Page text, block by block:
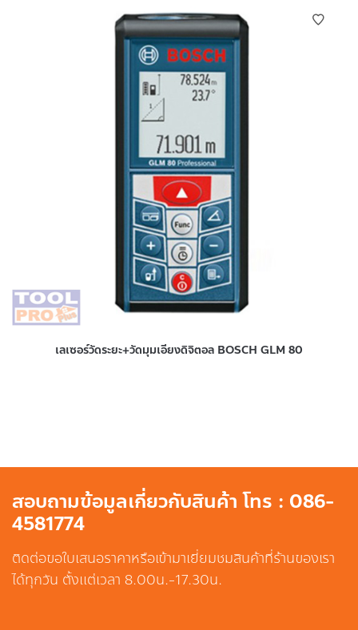
เลเซอร์วัดระยะ+วัดมุมเอียงดิจิตอล BOSCH GLM 80
สอบถามข้อมูลเกี่ยวกับสินค้า โทร : 086-
4581774
ติดต่อขอใบเสนอราคาหรือเข้ามาเยี่ยมชมสินค้าที่ร้านของเรา
ได้ทุกวัน ตั้งแต่เวลา 8.00น.-17.30น.